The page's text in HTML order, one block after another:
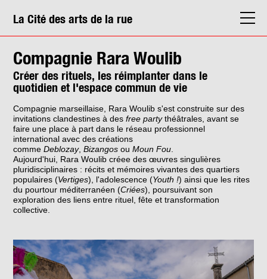
La Cité
Agenda
Actions & médiation
Structures
Info. pratiques
La Cité des arts de la rue
Compagnie Rara Woulib
Créer des rituels, les réimplanter dans le
quotidien et l'espace commun de vie
Compagnie marseillaise, Rara Woulibs'est construite sur des
invitations clandestines à des free party théâtrales, avant se
faire une place à part dans le réseau professionnel
international avec des créations
comme Deblozay, Bizangos ou Moun Fou.
Aujourd'hui, Rara Woulib créee des œuvres singulières
pluridisciplinaires : récits et mémoires vivantes des quartiers
populaires (Vertiges), l'adolescence (Youth !) ainsi que les rites
du pourtour méditerranéen (Criées), poursuivant son
exploration des liens entre rituel, fête et transformation
collective.